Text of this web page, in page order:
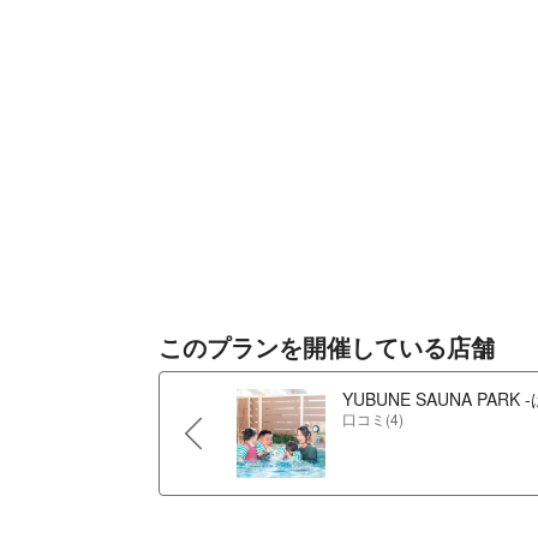
このプランを開催している店舗
YUBUNE SAUNA PARK
口コミ(4)